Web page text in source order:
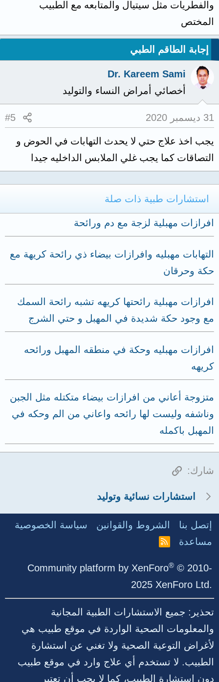
والفطريات مثل سيتيال والمتابعه مع الطبيب
المختص
إجابة الطاقم الطبي
Dr. Kareem Sami
أخصائي أمراض النساء والتوليد
31 ديسمبر 2020 #5
يجب اخذ علاج حتي لا يحدث التهابات في الحوض و
التصاقات كما يجب غلي الملابس الداخليه جيدا
استشارات طبية ذات صلة
افرازات مهبلية لزجة مع دم ورائحة
التهابات مهبليه وافرازات بيضاء ذي رائحة كريهة مع
حكة وحرقان
افرازات مهبلية رائحتها كريهه تشبه رائحة السمك
مع وجود حكة شديدة في المهبل و حتي الشرج
افرازات مهبليه وحكة في منطقه المهبل ورائحه
كريهه
متزوجة أعاني من افرازات بيضاء متكتله مثل الجبن
وناشفه وليست لها رائحه واعاني من الم وحكه في
المهبل باكمله
شارك: الرابط
استشارات نسائية وتوليد
إتصل بنا الشروط والقوانين
سياسة الخصوصية
مساعدة
R
Community platform by XenForo® © 2010-
2025 XenForo Ltd.
تحذير: جميع الاستشارات الطبية المجانية
والمعلومات الصحية الواردة في موقع طبيب هي
لأغراض التوعية الصحية ولا تغني عن استشارة
الطبيب. لا تستخدم أي علاج وارد في موقع طبيب
دون استشارة الطبيب، كما لا يجب أن تعتبر